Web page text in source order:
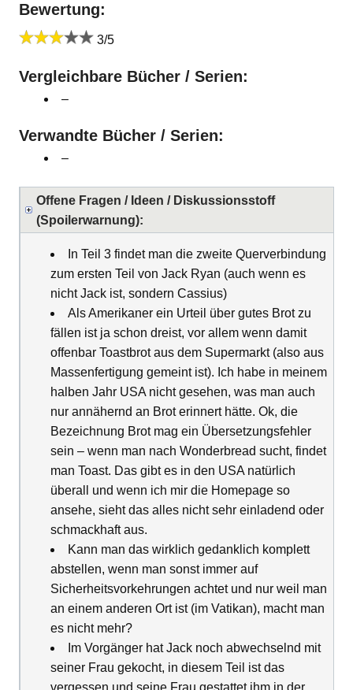
Bewertung:
3/5
Vergleichbare Bücher / Serien:
–
Verwandte Bücher / Serien:
–
Offene Fragen / Ideen / Diskussionsstoff
(Spoilerwarnung):
In Teil 3 findet man die zweite Querverbindung
zum ersten Teil von Jack Ryan (auch wenn es
nicht Jack ist, sondern Cassius)
Als Amerikaner ein Urteil über gutes Brot zu
fällen ist ja schon dreist, vor allem wenn damit
offenbar Toastbrot aus dem Supermarkt (also aus
Massenfertigung gemeint ist). Ich habe in meinem
halben Jahr USA nicht gesehen, was man auch
nur annähernd an Brot erinnert hätte. Ok, die
Bezeichnung Brot mag ein Übersetzungsfehler
sein – wenn man nach Wonderbread sucht, findet
man Toast. Das gibt es in den USA natürlich
überall und wenn ich mir die Homepage so
ansehe, sieht das alles nicht sehr einladend oder
schmackhaft aus.
Kann man das wirklich gedanklich komplett
abstellen, wenn man sonst immer auf
Sicherheitsvorkehrungen achtet und nur weil man
an einem anderen Ort ist (im Vatikan), macht man
es nicht mehr?
Im Vorgänger hat Jack noch abwechselnd mit
seiner Frau gekocht, in diesem Teil ist das
vergessen und seine Frau gestattet ihm in der